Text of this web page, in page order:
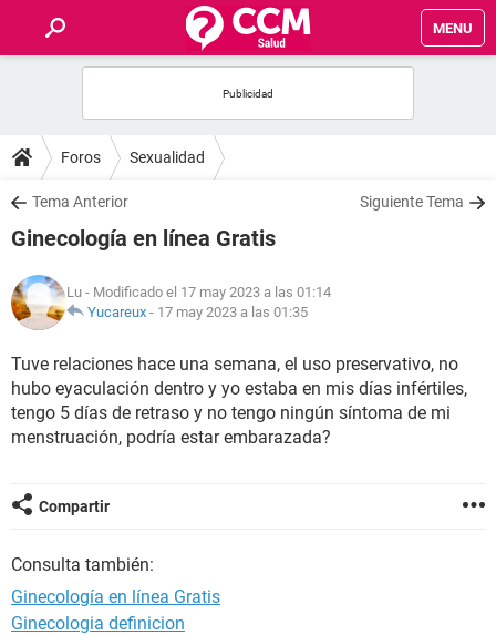
MENU
FOROS
SALUD
NUTRICIÓN
BIENESTAR
SEXUALIDAD
Foros Sexualidad
Tema Anterior Siguiente Tema
Ginecología en línea Gratis
Lu - Modificado el 17 may 2023 a las 01:14
Yucareux - 17 may 2023 a las 01:35
Tuve relaciones hace una semana, el uso preservativo, no
hubo eyaculación dentro y yo estaba en mis días infértiles,
tengo 5 días de retraso y no tengo ningún síntoma de mi
menstruación, podría estar embarazada?
Compartir
Consulta también:
Ginecología en línea Gratis
Ginecologia definicion